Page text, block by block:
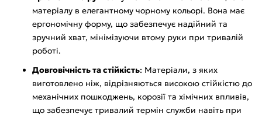
матеріалу в елегантному чорному кольорі. Вона має
ергономічну форму, що забезпечує надійний та
зручний хват, мінімізуючи втому руки при тривалій
роботі.
Довговічність та стійкість: Матеріали, з яких
виготовлено ніж, відрізняються високою стійкістю до
механічних пошкоджень, корозії та хімічних впливів,
що забезпечує тривалий термін служби навіть при